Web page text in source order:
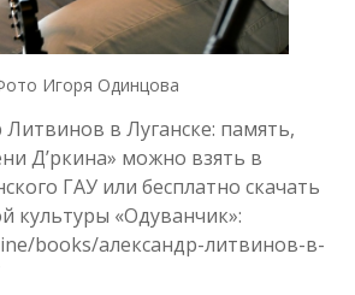
Игоря Одинцова
Литвинов в Луганске: память,
Д’ркина» можно взять в
ГАУ или бесплатно скачать
культуры «Одуванчик»:
books/александр-литвинов-в-